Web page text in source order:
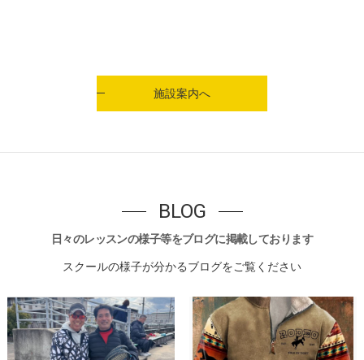
施設案内へ
日々のレッスンの様子等をブログに掲載しております
BLOG
スクールの様子が分かるブログをご覧ください